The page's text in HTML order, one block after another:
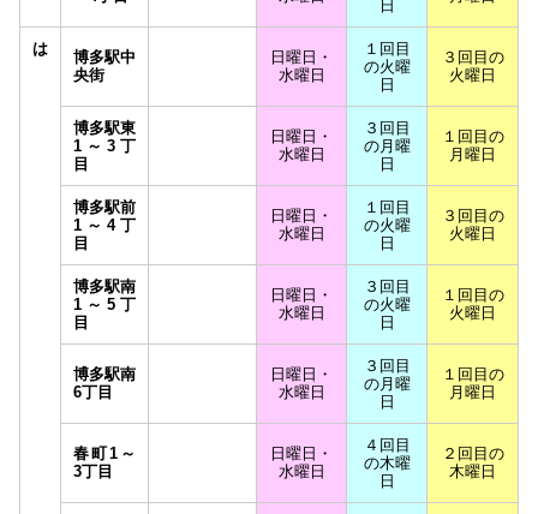
日
は
博多駅中
央街
日曜日・
水曜日
１回目
の火曜
日
３回目の
火曜日
博多駅東
1～3丁
目
日曜日・
水曜日
３回目
の月曜
日
１回目の
月曜日
博多駅前
1～4丁
目
日曜日・
水曜日
１回目
の火曜
日
３回目の
火曜日
博多駅南
1～5丁
目
日曜日・
水曜日
３回目
の火曜
日
１回目の
火曜日
博多駅南
6丁目
日曜日・
水曜日
３回目
の月曜
日
１回目の
月曜日
春町1～
3丁目
日曜日・
水曜日
４回目
の木曜
日
２回目の
木曜日